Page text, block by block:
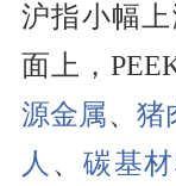
沪指小幅
面上，
源金属、 猪
人 、 碳基